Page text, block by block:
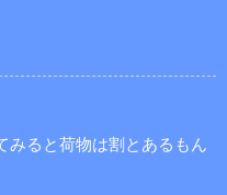
みると荷物は割とあるもん